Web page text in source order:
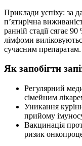
Приклади успіху: за
п’ятирічна
ранній стадії сягає
лімфоми
сучасним препаратам.
Як запобігти
Регулярний
сімейним
Уникання
прийому
Вакцинація
ризик